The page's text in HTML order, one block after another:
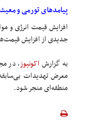
پیامدهای تورمی و
افزایش قیمت انرژی و
جدیدی از افزایش
به گزارش اکونیوز، در
معرض تهدیدات
منطقه‌ای منجر شود.